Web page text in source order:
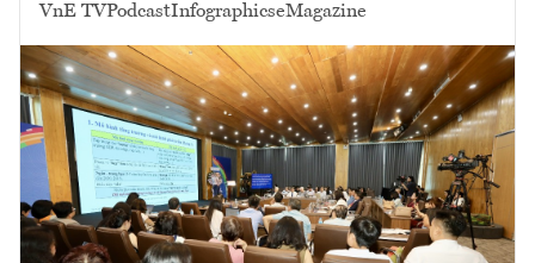
VnE TVPodcastInfographicseMagazine